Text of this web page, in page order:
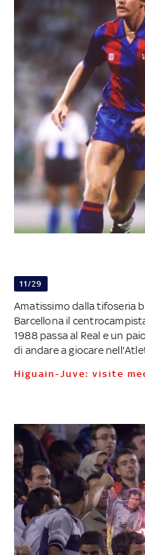
11/29
Amatissimo dalla tifoseria
Barcellona il
1988 passa al Real e un
di andare a giocare
Higuain-Juve: visite